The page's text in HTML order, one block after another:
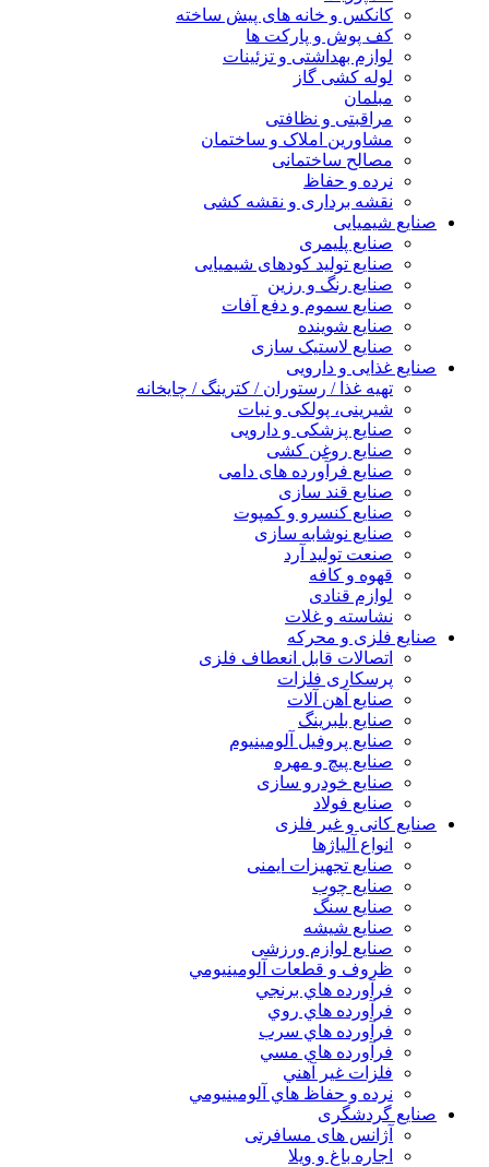
کانکس و خانه های پیش ساخته
کف پوش و پارکت ها
لوازم بهداشتی و تزئینات
لوله کشی گاز
مراقبتی و نظافتی
مشاورین املاک و ساختمان
مصالح ساختمانی
نرده و حفاظ
نقشه برداری و نقشه کشی
شیمیایی
صنایع پلیمری
صنایع تولید کودهای شیمیایی
صنایع رنگ و رزین
صنایع سموم و دفع آفات
صنایع شوینده
صنایع لاستیک سازی
غذایی و دارویی
تهیه غذا / رستوران / کترینگ / چایخانه
شیرینی، پولکی و نبات
صنایع پزشکی و دارویی
صنایع روغن کشی
صنایع فرآورده های دامی
صنایع قند سازی
صنایع کنسرو و کمپوت
صنایع نوشابه سازی
صنعت تولید آرد
قهوه و کافه
لوازم قنادی
نشاسته و غلات
فلزی و محرکه
اتصالات قابل انعطاف فلزی
پرسکاری فلزات
صنایع آهن آلات
صنایع بلبرینگ
صنایع پروفیل آلومینیوم
صنایع پیچ و مهره
صنایع خودرو سازی
صنایع فولاد
کانی و غیر فلزی
انواع آلياژها
صنایع تجهیزات ایمنی
صنایع چوب
صنایع سنگ
صنایع شیشه
صنایع لوازم ورزشی
ظروف و قطعات آلومينيومي
فرآورده هاي برنجي
فرآورده هاي روي
فرآورده هاي سرب
فرآورده هاي مسي
فلزات غير آهني
نرده و حفاظ هاي آلومينيومي
گردشگری
آژانس های مسافرتی
اجاره باغ و ویلا